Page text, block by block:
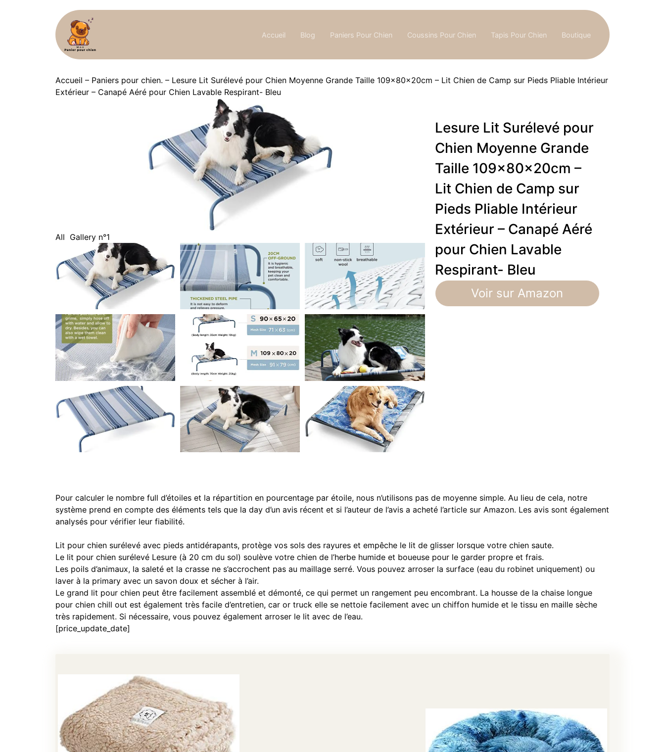
Accueil Blog Paniers Pour Chien Coussins Pour Chien Tapis Pour Chien Boutique
Accueil – Paniers pour chien. – Lesure Lit Surélevé pour Chien Moyenne Grande Taille 109x80x20cm – Lit Chien de Camp sur Pieds Pliable Intérieur
Extérieur – Canapé Aéré pour Chien Lavable Respirant- Bleu
All Gallery n°1
Lesure Lit Surélevé pour
Chien Moyenne Grande
Taille 109x80x20cm –
Lit Chien de Camp sur
Pieds Pliable Intérieur
Extérieur – Canapé Aéré
pour Chien Lavable
Respirant- Bleu
Voir sur Amazon
Pour calculer le nombre full d’étoiles et la répartition en pourcentage par étoile, nous n’utilisons pas de moyenne simple. Au lieu de cela, notre
système prend en compte des éléments tels que la day d’un avis récent et si l’auteur de l’avis a acheté l’article sur Amazon. Les avis sont également
analysés pour vérifier leur fiabilité.
Lit pour chien surélevé avec pieds antidérapants, protège vos sols des rayures et empêche le lit de glisser lorsque votre chien saute.
Le lit pour chien surélevé Lesure (à 20 cm du sol) soulève votre chien de l’herbe humide et boueuse pour le garder propre et frais.
Les poils d’animaux, la saleté et la crasse ne s’accrochent pas au maillage serré. Vous pouvez arroser la surface (eau du robinet uniquement) ou
laver à la primary avec un savon doux et sécher à l’air.
Le grand lit pour chien peut être facilement assemblé et démonté, ce qui permet un rangement peu encombrant. La housse de la chaise longue
pour chien chill out est également très facile d’entretien, car or truck elle se nettoie facilement avec un chiffon humide et le tissu en maille sèche
très rapidement. Si nécessaire, vous pouvez également arroser le lit avec de l’eau.
[price_update_date]